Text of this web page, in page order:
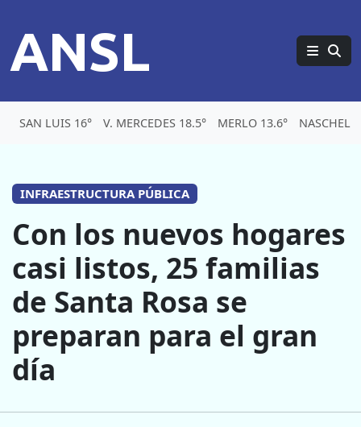
ANSL
SAN LUIS 16° V. MERCEDES 18.5° MERLO 13.6° NASCHEL
INFRAESTRUCTURA PÚBLICA
Con los nuevos hogares
casi listos, 25 familias
de Santa Rosa se
preparan para el gran
día